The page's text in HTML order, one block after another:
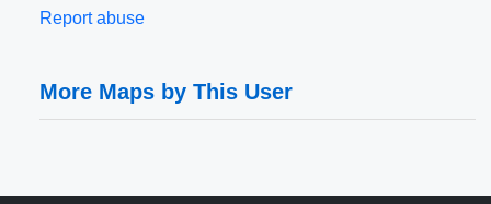
Report abuse
More Maps by This User